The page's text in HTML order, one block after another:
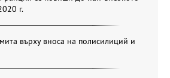
г.
върху вноса на полисилиций и